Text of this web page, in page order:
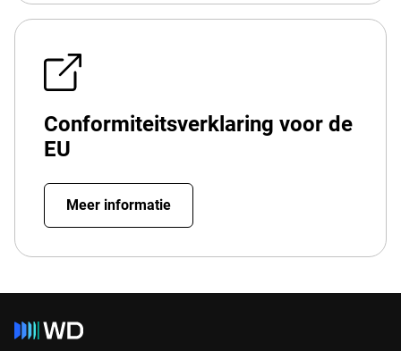
Conformiteitsverklaring voor de
EU
Meer informatie